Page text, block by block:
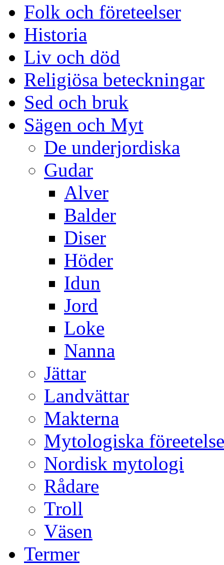
Folk och företeelser
Historia
Liv och död
Religiösa beteckningar
Sed och bruk
Sägen och Myt
De underjordiska
Gudar
Alver
Balder
Diser
Höder
Idun
Jord
Loke
Nanna
Jättar
Landvättar
Makterna
Mytologiska
Nordisk mytologi
Rådare
Troll
Väsen
Termer